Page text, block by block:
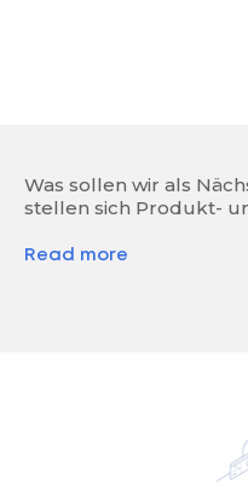
Was sollen wir als
stellen sich Produkt-
Read more